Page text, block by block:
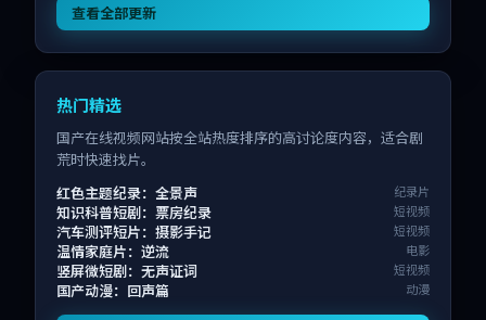
查看全部更新
热门精选
国产在线视频网站按全站热度排序的高讨论度内容，适合剧
荒时快速找片。
红色主题纪录：全景声
纪录片
知识科普短剧：票房纪录 短视频
汽车测评短片：摄影手记 短视频
温情家庭片：逆流 电影
竖屏微短剧：无声证词 短视频
国产动漫：回声篇 动漫